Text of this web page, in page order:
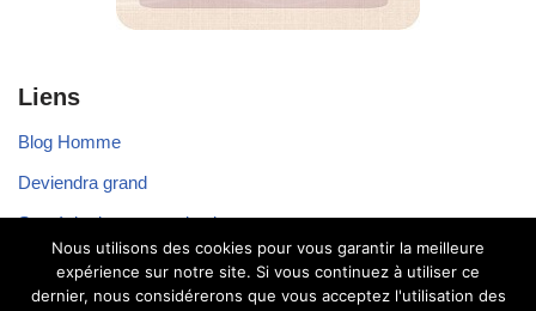
Liens
Blog Homme
Deviendra grand
Stratégie de communication
Voyager seul
Nous utilisons des cookies pour vous garantir la meilleure
expérience sur notre site. Si vous continuez à utiliser ce
dernier, nous considérerons que vous acceptez l'utilisation des